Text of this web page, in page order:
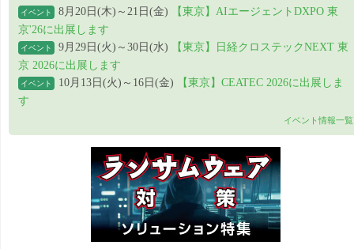
イベント 8月20日(木)～21日(金)
【東京】AIエージェントDXPO 東
京'26に出展します
イベント 9月29日(火)～30日(水)
【東京】日経クロステックNEXT 東
京 2026に出展します
イベント 10月13日(火)～16日(金)
【東京】CEATEC 2026に出展しま
す
イベント情報一覧